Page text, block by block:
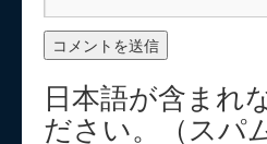
日本語が含まれ
ださい。（スパ